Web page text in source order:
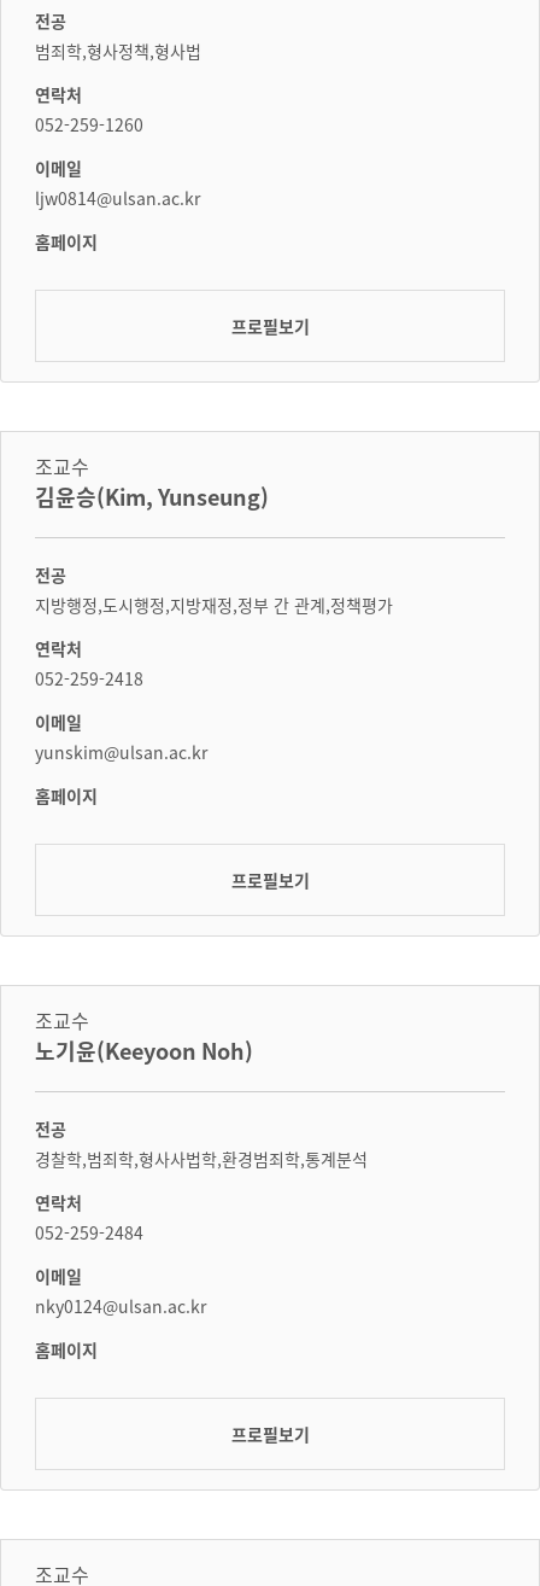
전공
범죄학,형사정책,형사법
연락처
052-259-1260
이메일
ljw0814@ulsan.ac.kr
홈페이지
프로필보기
조교수
김윤승(Kim, Yunseung)
전공
지방행정,도시행정,지방재정,정부 간 관계,정책평가
연락처
052-259-2418
이메일
yunskim@ulsan.ac.kr
홈페이지
프로필보기
조교수
노기윤(Keeyoon Noh)
전공
경찰학,범죄학,형사사법학,환경범죄학,통계분석
연락처
052-259-2484
이메일
nky0124@ulsan.ac.kr
홈페이지
프로필보기
조교수